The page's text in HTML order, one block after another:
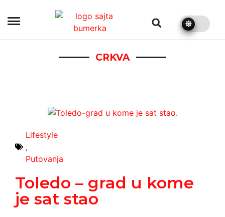
CRKVA
Lifestyle
,
Putovanja
Toledo – grad u kome
je sat stao